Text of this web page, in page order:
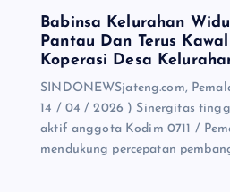
Babinsa Kelurahan
Pantau Dan Terus
Koperasi Desa
SINDONEWSjateng.com,
14 / 04 / 2026 ) Sinergitas
aktif anggota Kodim 0711 /
mendukung percepatan